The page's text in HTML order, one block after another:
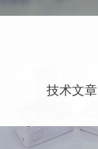
技术文章